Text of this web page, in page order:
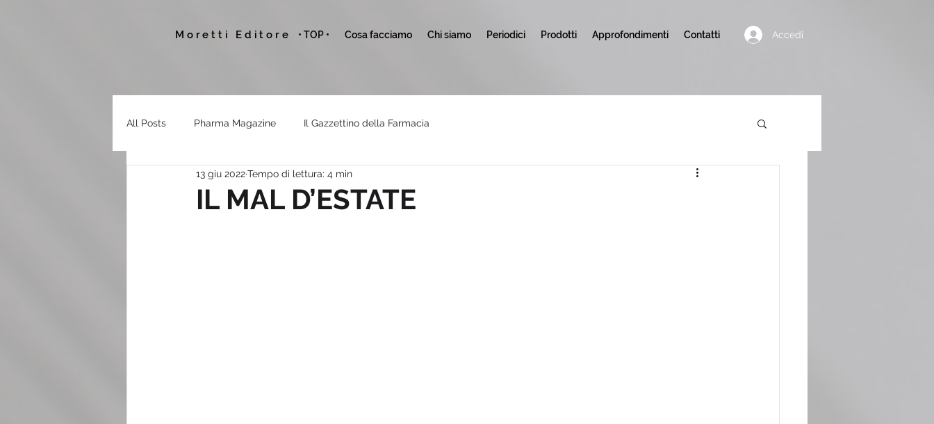
Moretti Editore • TOP • Cosa facciamo Chi siamo Periodici Prodotti Approfondimenti Contatti Accedi
All Posts Pharma Magazine Il Gazzettino della Farmacia
IL MAL D’ESTATE
13 giu 2022Tempo di lettura: 4 min